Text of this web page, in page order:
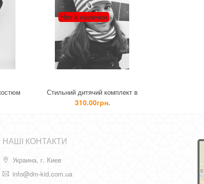
Нет в наличии
Стильний дитячий комплект в
полоску: шапка і хомут
310.00грн.
НАШІ КОНТАКТИ
Украина, г. Киев
info@dm-kid.com.ua